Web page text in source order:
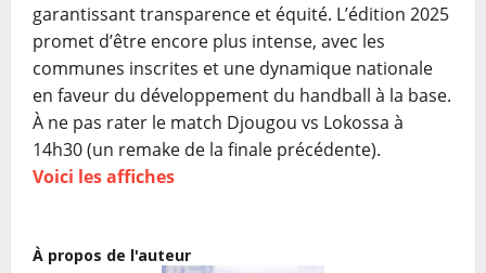
garantissant transparence et équité. L’édition 2025
promet d’être encore plus intense, avec les
communes inscrites et une dynamique nationale
en faveur du développement du handball à la base.
À ne pas rater le match Djougou vs Lokossa à
14h30 (un remake de la finale précédente).
Voici les affiches
À propos de l'auteur